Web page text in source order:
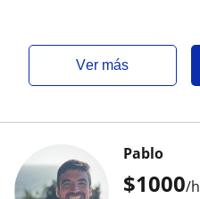
ver más
$1000/h
Pablo